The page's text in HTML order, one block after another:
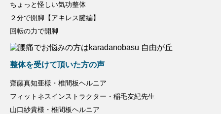
ちょっと怪しい気功整体
２分で開脚【アキレス腱編】
回転の力で開脚
整体を受けて頂いた方の声
齋藤真知亜様・椎間板ヘルニア
フィットネスインストラクター・稲毛友紀先生
山口紗貴様・椎間板ヘルニア